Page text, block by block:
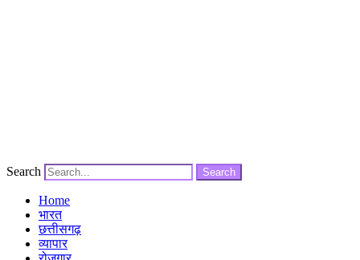
Search Search
Home
भारत
छत्तीसगढ़
व्यापार